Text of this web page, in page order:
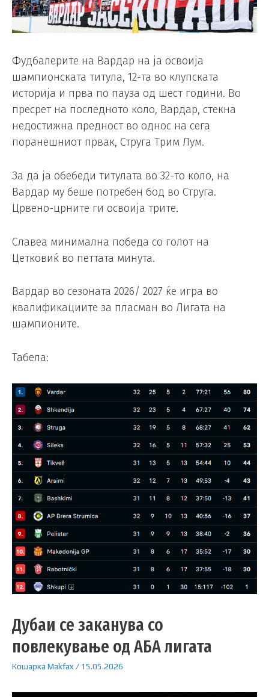
Фудбалерите на Вардар на ја освоија
шампионската титула, 12-та во клупската
историја и прва по пауза од шест години. Во
пресрет на последното коло, Вардар, стекна
недостижна предност во однос на сега
поранешниот првак, Струга Трим Лум.
За да ја обебеди титулата во 32-то коло, на
Вардар му беше потребен бод во Струга.
Црвено-црните ги освоија трите.
Славеа минимална победа со голот на
Цетковиќ во петтата минута.
Вардар во сезоната 2026/ 2027 ќе игра во
квалификациите за пласман во Лигата на
шампионите.
Табела:
Дубаи се заканува со
повлекување од АБА лигата
Кошарка Makfax / 15.05.2026